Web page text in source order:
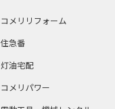
コメリリフォーム
住急番
灯油宅配
コメリパワー